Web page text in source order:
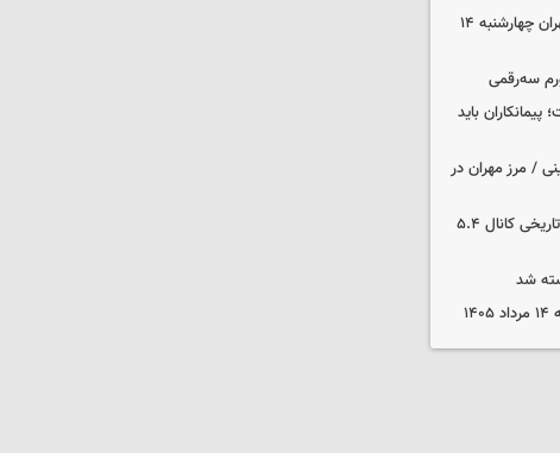
رهن و اجاره آپارتمان در جنوب تهران چهارشنبه ۱۴
سه‌رقمی
باید
/ مرز مهران در
بورس رشد کرد/ شکستن رکورد تاریخی کانال ۵.۴
شد